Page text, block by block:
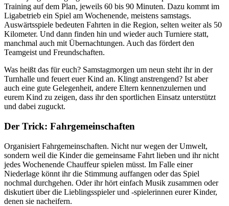
Training auf dem Plan, jeweils 60 bis 90 Minuten. Dazu kommt im
Ligabetrieb ein Spiel am Wochenende, meistens samstags.
Auswärtsspiele bedeuten Fahrten in die Region, selten weiter als 50
Kilometer. Und dann finden hin und wieder auch Turniere statt,
manchmal auch mit Übernachtungen. Auch das fördert den
Teamgeist und Freundschaften.
Was heißt das für euch? Samstagmorgen um neun steht ihr in der
Turnhalle und feuert euer Kind an. Klingt anstrengend? Ist aber
auch eine gute Gelegenheit, andere Eltern kennenzulernen und
eurem Kind zu zeigen, dass ihr den sportlichen Einsatz unterstützt
und dabei zuguckt.
Der Trick: Fahrgemeinschaften
Organisiert Fahrgemeinschaften. Nicht nur wegen der Umwelt,
sondern weil die Kinder die gemeinsame Fahrt lieben und ihr nicht
jedes Wochenende Chauffeur spielen müsst. Im Falle einer
Niederlage könnt ihr die Stimmung auffangen oder das Spiel
nochmal durchgehen. Oder ihr hört einfach Musik zusammen oder
diskutiert über die Lieblingsspieler und -spielerinnen eurer Kinder,
denen sie nacheifern.